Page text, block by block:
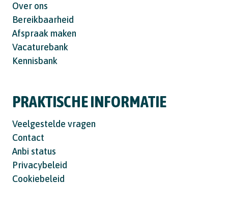
Over ons
Bereikbaarheid
Afspraak maken
Vacaturebank
Kennisbank
PRAKTISCHE INFORMATIE
Veelgestelde vragen
Contact
Anbi status
Privacybeleid
Cookiebeleid